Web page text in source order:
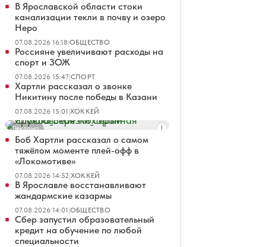
В Ярославской области стоки
канализации текли в почву и озеро
Неро
07.08.2026 16:18|ОБЩЕСТВО
Россияне увеличивают расходы на
спорт и ЗОЖ
07.08.2026 15:47|СПОРТ
Хартли рассказал о звонке
Никитину после победы в Казани
07.08.2026 15:01|ХОККЕЙ
Реклама
Боб Хартли рассказал о самом
тяжёлом моменте плей-офф в
«Локомотиве»
07.08.2026 14:52|ХОККЕЙ
В Ярославле восстанавливают
жандармские казармы
07.08.2026 14:01|ОБЩЕСТВО
Сбер запустил образовательный
кредит на обучение по любой
специальности